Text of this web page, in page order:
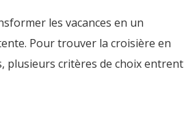
les vacances en un
Pour trouver la croisière en
plusieurs critères de choix entrent